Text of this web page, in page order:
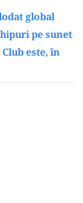
global
pe sunet
este, în